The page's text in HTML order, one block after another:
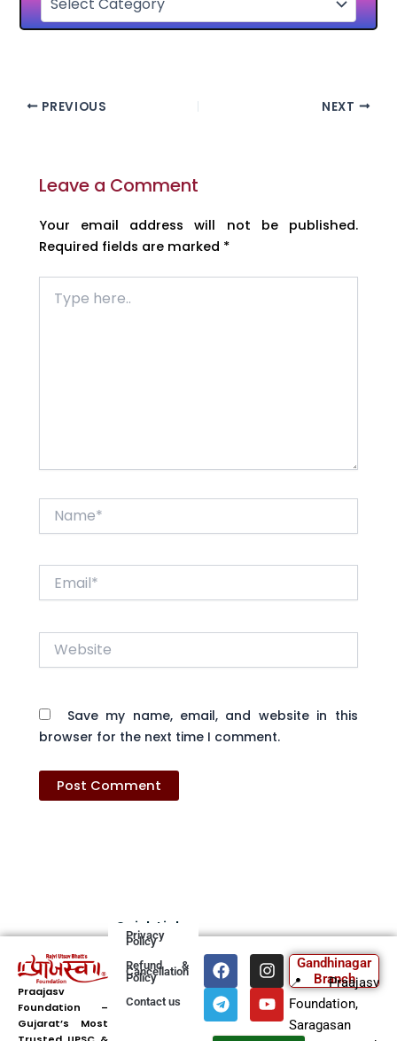
PREVIOUS NEXT
Leave a Comment
Your email address will not be published.
Required fields are marked *
here..
Website
Save my name, email, and website in this
browser for the next time I comment.
Praajasv
Foundation –
Gujarat’s Most
Quick Links
Privacy
Policy
Refund &
Cancellation
Policy
Contact us
F
a
c
e
b
I
n
s
t
a
T
e
l
e
g
Y
o
u
t
u
Gandhinagar
Branch
📍 Praajasv
Foundation,
Saragasan